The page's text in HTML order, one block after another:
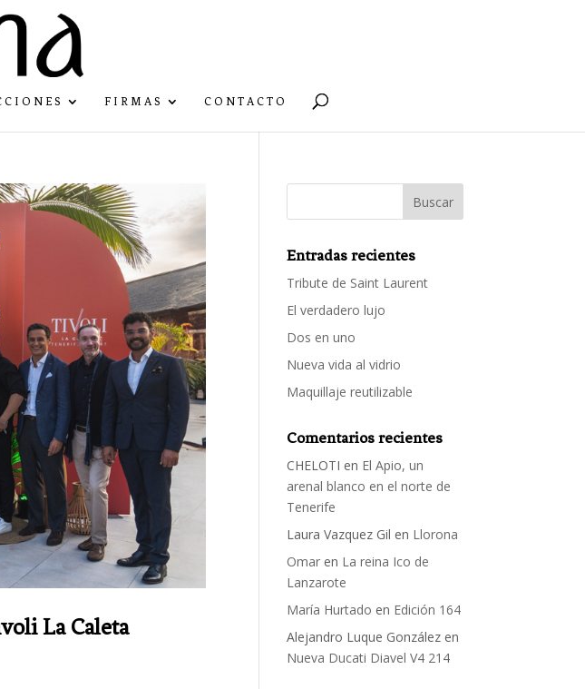
FIRMAS CONTACTO
La Caleta
Entradas recientes
Tribute de Saint Laurent
El verdadero lujo
Dos en uno
Nueva vida al vidrio
Maquillaje reutilizable
Comentarios recientes
CHELOTI en El Apio, un
arenal blanco en el norte de
Tenerife
Laura Vazquez Gil en Llorona
Omar en La reina Ico de
Lanzarote
María Hurtado en Edición 164
Alejandro Luque González en
Nueva Ducati Diavel V4 214